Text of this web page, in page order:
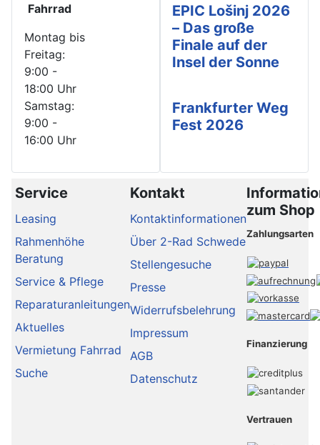
Fahrrad
Montag bis
Freitag:
9:00 -
18:00 Uhr
Samstag:
9:00 -
16:00 Uhr
EPIC Lošinj 2026
– Das große
Finale auf der
Insel der Sonne
Frankfurter Weg
Fest 2026
Service
Leasing
Rahmenhöhe
Beratung
Service & Pflege
Reparaturanleitungen
Aktuelles
Vermietung Fahrrad
Suche
Kontakt
Kontaktinformationen
Über 2-Rad Schwede
Stellengesuche
Presse
Widerrufsbelehrung
Impressum
AGB
Datenschutz
zum Shop
Zahlungsarten
Finanzierung
Vertrauen